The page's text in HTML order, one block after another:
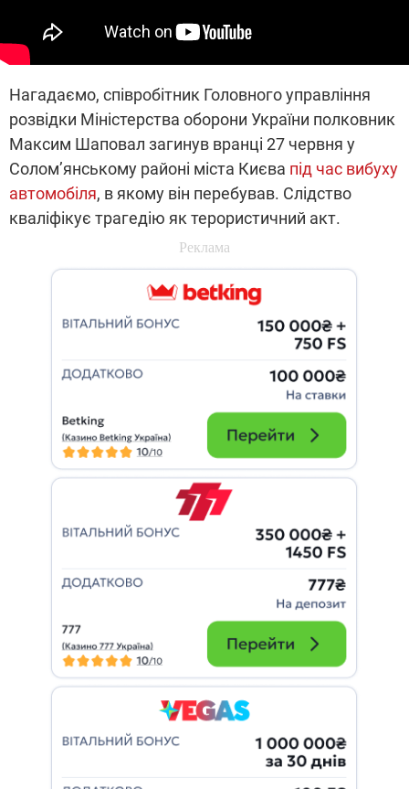
Нагадаємо, співробітник Головного управління
розвідки Міністерства оборони України полковник
Максим Шаповал загинув вранці 27 червня у
Солом’янському районі міста Києва під час вибуху
автомобіля, в якому він перебував. Слідство
кваліфікує трагедію як терористичний акт.